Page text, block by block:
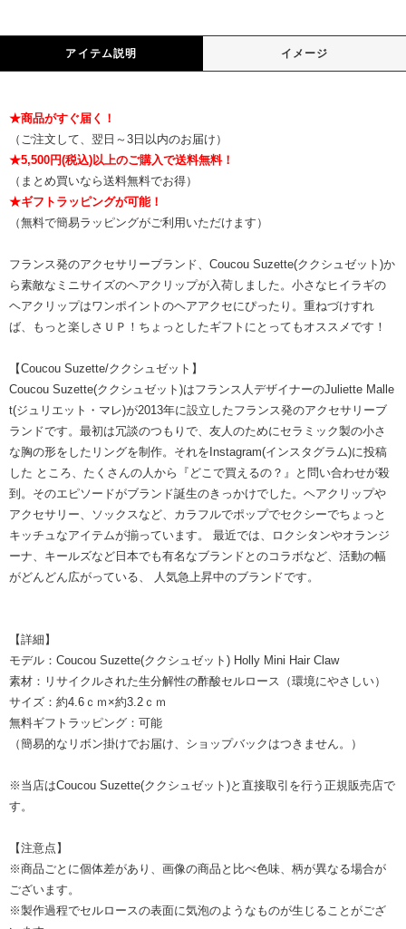
アイテム説明 イメージ
★商品がすぐ届く！
（ご注文して、翌日～3日以内のお届け）
★5,500円(税込)以上のご購入で送料無料！
（まとめ買いなら送料無料でお得）
★ギフトラッピングが可能！
（無料で簡易ラッピングがご利用いただけます）
フランス発のアクセサリーブランド、Coucou Suzette(ククシュゼット)か
ら素敵なミニサイズのヘアクリップが入荷しました。小さなヒイラギの
ヘアクリップはワンポイントのヘアアクセにぴったり。重ねづけすれ
ば、もっと楽しさＵＰ！ちょっとしたギフトにとってもオススメです！
【Coucou Suzette/ククシュゼット】
Coucou Suzette(ククシュゼット)はフランス人デザイナーのJuliette Malle
t(ジュリエット・マレ)が2013年に設立したフランス発のアクセサリーブ
ランドです。最初は冗談のつもりで、友人のためにセラミック製の小さ
な胸の形をしたリングを制作。それをInstagram(インスタグラム)に投稿
した ところ、たくさんの人から『どこで買えるの？』と問い合わせが殺
到。そのエピソードがブランド誕生のきっかけでした。ヘアクリップや
アクセサリー、ソックスなど、カラフルでポップでセクシーでちょっと
キッチュなアイテムが揃っています。 最近では、ロクシタンやオランジ
ーナ、キールズなど日本でも有名なブランドとのコラボなど、活動の幅
がどんどん広がっている、 人気急上昇中のブランドです。
【詳細】
モデル：Coucou Suzette(ククシュゼット) Holly Mini Hair Claw
素材：リサイクルされた生分解性の酢酸セルロース（環境にやさしい）
サイズ：約4.6ｃｍ×約3.2ｃｍ
無料ギフトラッピング：可能
（簡易的なリボン掛けでお届け、ショップバックはつきません。）
※当店はCoucou Suzette(ククシュゼット)と直接取引を行う正規販売店で
す。
【注意点】
※商品ごとに個体差があり、画像の商品と比べ色味、柄が異なる場合が
ございます。
※製作過程でセルロースの表面に気泡のようなものが生じることがござ